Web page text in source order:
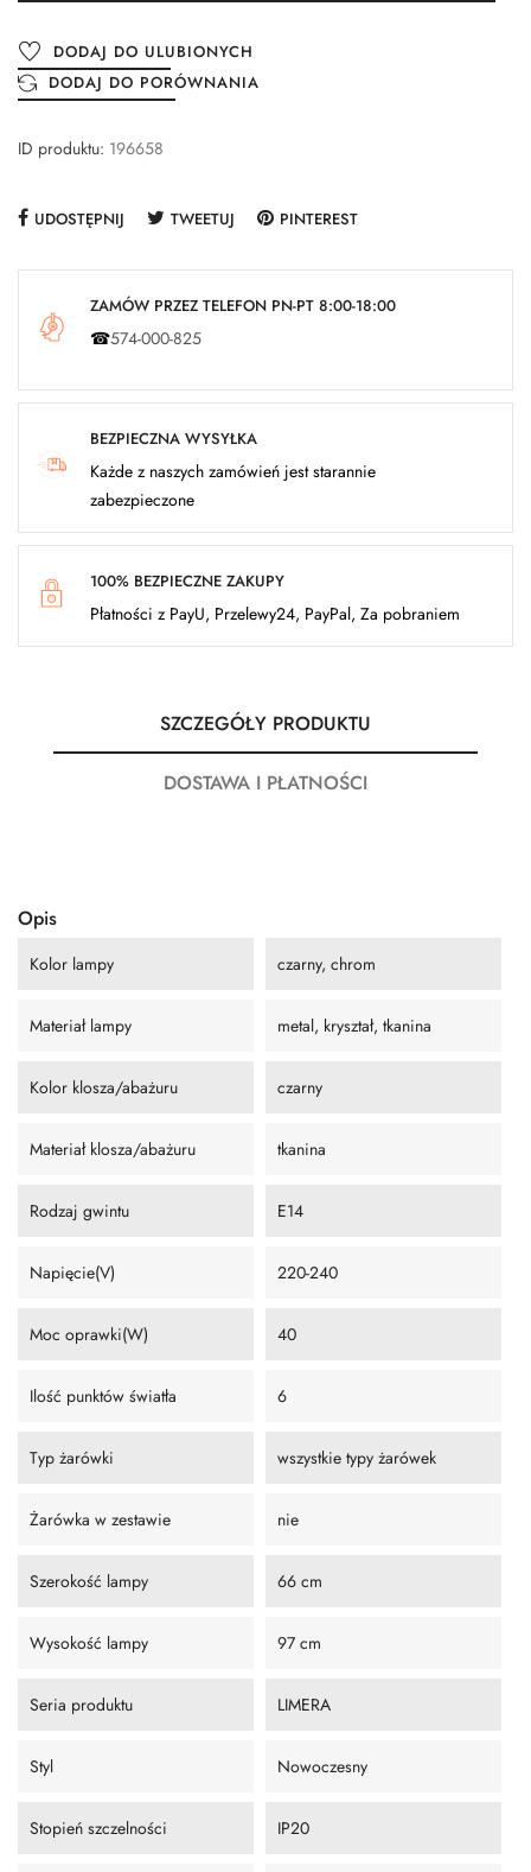
DODAJ DO ULUBIONYCH
DODAJ DO PORÓWNANIA
ID produktu: 196658
UDOSTĘPNIJ TWEETUJ PINTEREST
ZAMÓW PRZEZ TELEFON PN-PT 8:00-18:00
☎574-000-825
BEZPIECZNA WYSYŁKA
Każde z naszych zamówień jest starannie
zabezpieczone
100% BEZPIECZNE ZAKUPY
Płatności z PayU, Przelewy24, PayPal, Za pobraniem
SZCZEGÓŁY PRODUKTU
DOSTAWA I PŁATNOŚCI
Opis
Kolor lampy czarny, chrom
Materiał lampy metal, kryształ, tkanina
Kolor klosza/abażuru czarny
Materiał klosza/abażuru tkanina
Rodzaj gwintu E14
Napięcie(V) 220-240
Moc oprawki(W) 40
Ilość punktów światła 6
Typ żarówki wszystkie typy żarówek
Żarówka w zestawie nie
Szerokość lampy 66 cm
Wysokość lampy 97 cm
Seria produktu LIMERA
Styl Nowoczesny
Stopień szczelności IP20